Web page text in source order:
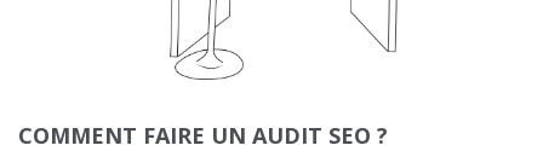
COMMENT FAIRE UN AUDIT SEO ?